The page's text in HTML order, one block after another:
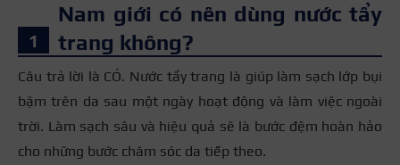
Nam giới có nên dùng nước tẩy
trang không?
Câu trả lời là CÓ. Nước tẩy trang là giúp làm sạch lớp bụi
bặm trên da sau một ngày hoạt động và làm việc ngoài
trời. Làm sạch sâu và hiệu quả sẽ là bước đệm hoàn hảo
cho những bước chăm sóc da tiếp theo.